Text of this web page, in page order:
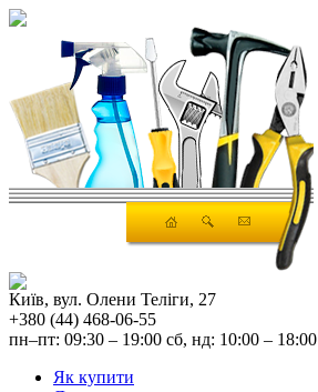
Київ, вул. Олени Теліги, 27
+380 (44) 468-06-55
пн–пт: 09:30 – 19:00 сб, нд: 10:00 – 18:00
Як купити